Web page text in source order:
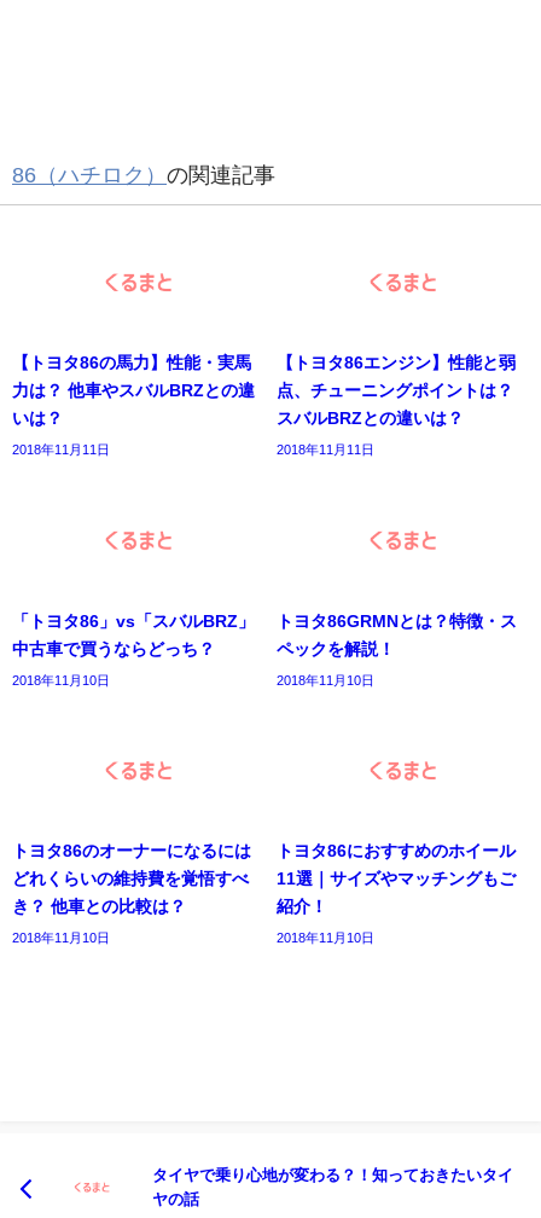
86（ハチロク） の関連記事
【トヨタ86の馬力】性能・実馬
力は？ 他車やスバルBRZとの違
いは？
2018年11月11日
【トヨタ86エンジン】性能と弱
点、チューニングポイントは？
スバルBRZとの違いは？
2018年11月11日
「トヨタ86」vs「スバルBRZ」
中古車で買うならどっち？
2018年11月10日
トヨタ86GRMNとは？特徴・ス
ペックを解説！
2018年11月10日
トヨタ86のオーナーになるには
どれくらいの維持費を覚悟すべ
き？ 他車との比較は？
2018年11月10日
トヨタ86におすすめのホイール
11選｜サイズやマッチングもご
紹介！
2018年11月10日
タイヤで乗り心地が変わる？！知っておきたいタイ
ヤの話